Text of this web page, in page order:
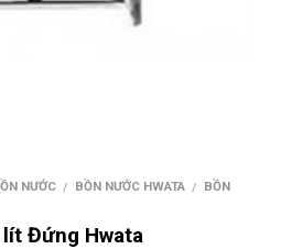
NƯỚC / BỒN NƯỚC HWATA / BỒN
Đứng Hwata